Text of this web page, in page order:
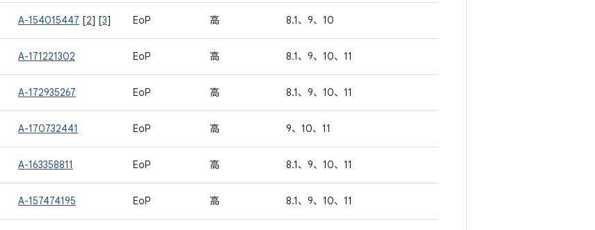
A-154015447 [2] [3] EoP 高 8.1、9、10
A-171221302 EoP 高 8.1、9、10、11
A-172935267 EoP 高 8.1、9、10、11
A-170732441 EoP 高 9、10、11
A-163358811 EoP 高 8.1、9、10、11
A-157474195 EoP 高 8.1、9、10、11